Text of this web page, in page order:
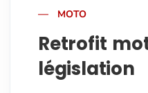
MOTO
Retrofit
législation